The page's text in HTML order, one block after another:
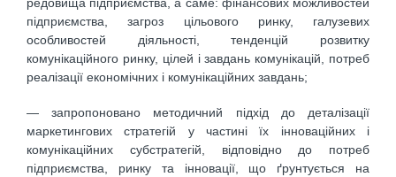
підприємства, загроз цільового ринку, галузевих
особливостей діяльності, тенденцій розвитку
комунікаційного ринку, цілей і завдань комунікацій, потреб
реалізації економічних і комунікаційних завдань;
— запропоновано методичний підхід до деталізації
маркетингових стратегій у частині їх інноваційних і
комунікаційних субстратегій, відповідно до потреб
підприємства, ринку та інновації, що ґрунтується на